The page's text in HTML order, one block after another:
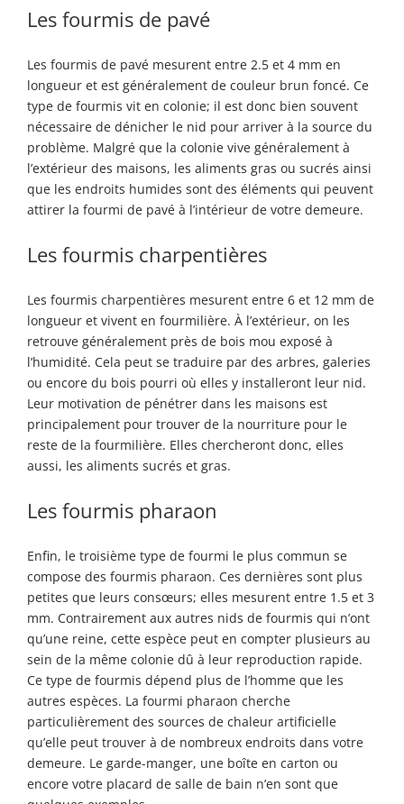
Les fourmis de pavé
Les fourmis de pavé mesurent entre 2.5 et 4 mm en
longueur et est généralement de couleur brun foncé. Ce
type de fourmis vit en colonie; il est donc bien souvent
nécessaire de dénicher le nid pour arriver à la source du
problème. Malgré que la colonie vive généralement à
l’extérieur des maisons, les aliments gras ou sucrés ainsi
que les endroits humides sont des éléments qui peuvent
attirer la fourmi de pavé à l’intérieur de votre demeure.
Les fourmis charpentières
Les fourmis charpentières mesurent entre 6 et 12 mm de
longueur et vivent en fourmilière. À l’extérieur, on les
retrouve généralement près de bois mou exposé à
l’humidité. Cela peut se traduire par des arbres, galeries
ou encore du bois pourri où elles y installeront leur nid.
Leur motivation de pénétrer dans les maisons est
principalement pour trouver de la nourriture pour le
reste de la fourmilière. Elles chercheront donc, elles
aussi, les aliments sucrés et gras.
Les fourmis pharaon
Enfin, le troisième type de fourmi le plus commun se
compose des fourmis pharaon. Ces dernières sont plus
petites que leurs consœurs; elles mesurent entre 1.5 et 3
mm. Contrairement aux autres nids de fourmis qui n’ont
qu’une reine, cette espèce peut en compter plusieurs au
sein de la même colonie dû à leur reproduction rapide.
Ce type de fourmis dépend plus de l’homme que les
autres espèces. La fourmi pharaon cherche
particulièrement des sources de chaleur artificielle
qu’elle peut trouver à de nombreux endroits dans votre
demeure. Le garde-manger, une boîte en carton ou
encore votre placard de salle de bain n’en sont que